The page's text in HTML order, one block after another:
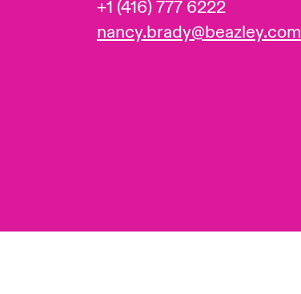
+1 (416) 777 6222
nancy.brady@beazley.com